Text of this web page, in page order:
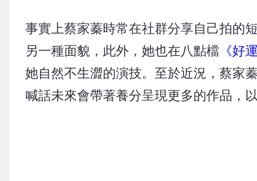
事實上蔡家蓁時常在社群分享自己拍的
另一種面貌，此外，她也在八點檔 《好
她自然不生澀的演技。至於近況，蔡家
喊話未來會帶著養分呈現更多的作品，